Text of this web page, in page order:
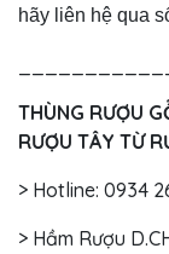
hãy liên hệ qua
THÙNG RƯỢU
RƯỢU TÂY TỪ
> Hotline: 0934
> Hầm Rượu